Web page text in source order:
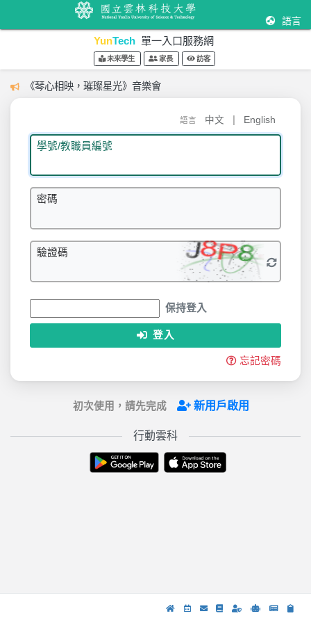
語言
YunTech 單一入口服務網
未來學生 家長 訪客
《琴心相映，璀璨星光》音樂會
語言 中文 English
學號/教職員編號
密碼
驗證碼
保持登入
登入
忘記密碼
初次使用，請先完成 新用戶啟用
行動雲科